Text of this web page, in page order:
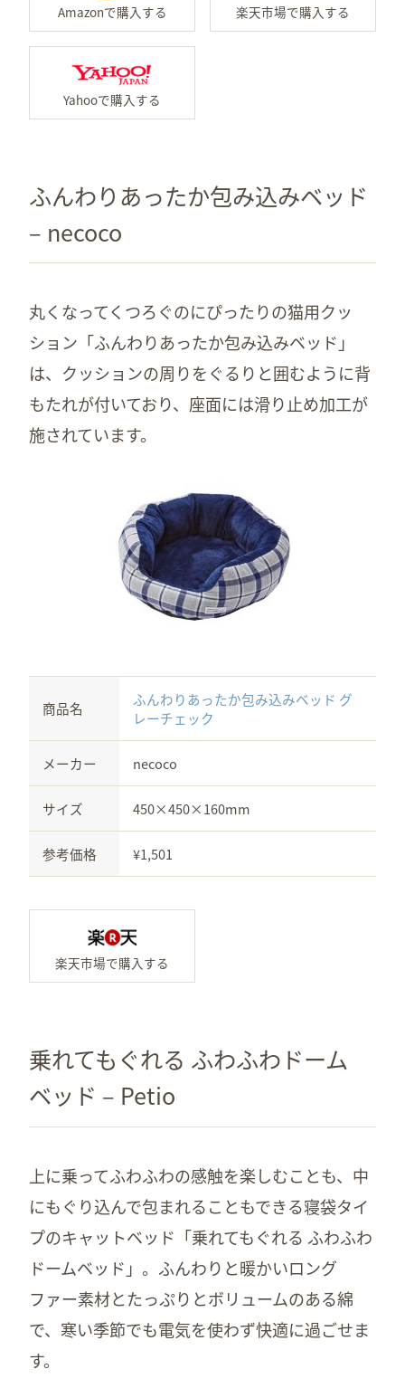
ふんわりあったか包み込みベッド
– necoco
丸くなってくつろぐのにぴったりの猫用クッ
ション「ふんわりあったか包み込みベッド」
は、クッションの周りをぐるりと囲むように背
もたれが付いており、座面には滑り止め加工が
施されています。
商品名
ふんわりあったか包み込みベッド グ
レーチェック
メーカー necoco
サイズ 450×450×160mm
参考価格 ¥1,501
乗れてもぐれる ふわふわドーム
ベッド – Petio
上に乗ってふわふわの感触を楽しむことも、中
にもぐり込んで包まれることもできる寝袋タイ
プのキャットベッド「乗れてもぐれる ふわふわ
ドームベッド」。ふんわりと暖かいロング
ファー素材とたっぷりとボリュームのある綿
で、寒い季節でも電気を使わず快適に過ごせま
す。